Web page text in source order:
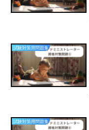
試験対策用問題集
試験対策用問題集